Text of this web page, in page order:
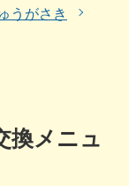
うがさき
換メニュ